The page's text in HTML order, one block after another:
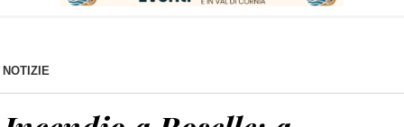
NOTIZIE